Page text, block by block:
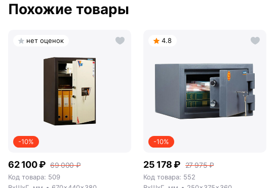
Похожие товары
нет оценок
-10%
62 100 ₽ 69 000 ₽
Код товара: 509
4.8
-10%
25 178 ₽ 27 975 ₽
Код товара: 552